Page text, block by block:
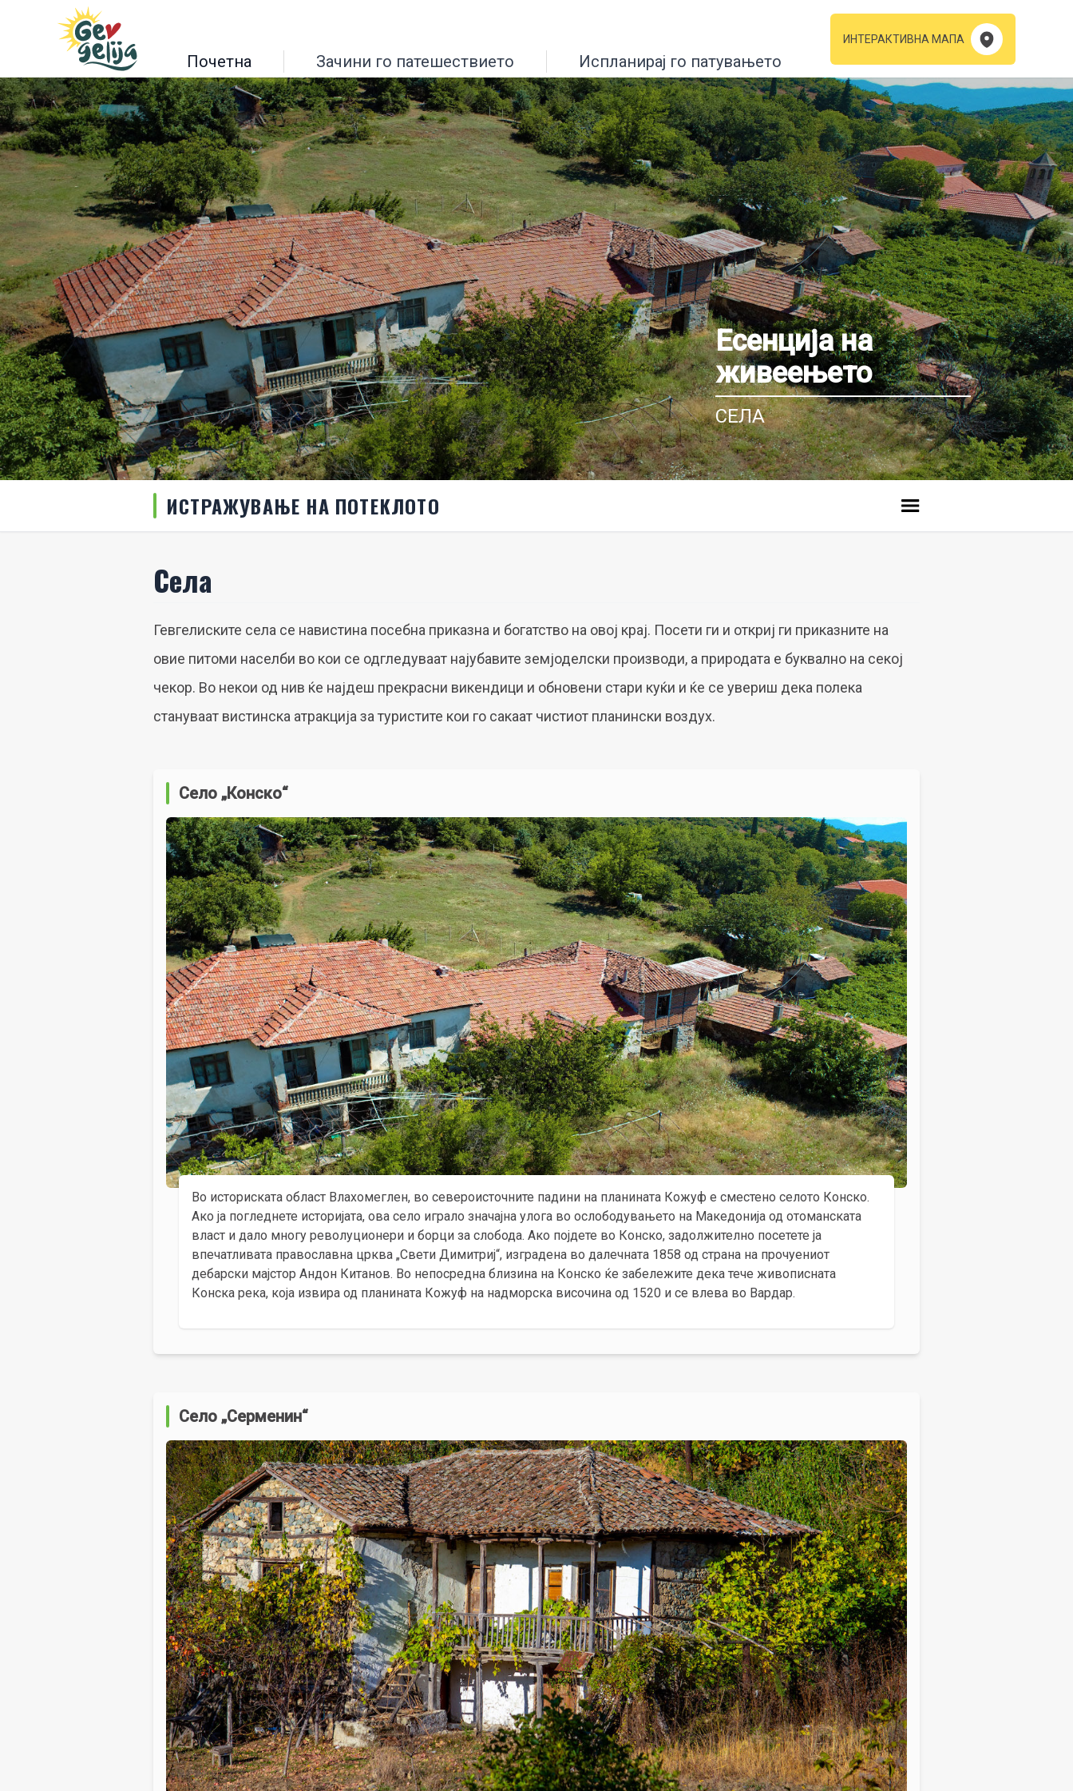
Почетна Зачини го патешествието Испланирај го патувањето
ИНТЕРАКТИВНА МАПА
Есенција на
живеењето
СЕЛА
ИСТРАЖУВАЊЕ НА ПОТЕКЛОТО
Села
Гевгелиските села се навистина посебна приказна и богатство на овој крај. Посети ги и откриј ги приказните на
овие питоми населби во кои се одгледуваат најубавите земјоделски производи, а природата е буквално на секој
чекор. Во некои од нив ќе најдеш прекрасни викендици и обновени стари куќи и ќе се увериш дека полека
стануваат вистинска атракција за туристите кои го сакаат чистиот планински воздух.
Село „Конско“
Во историската област Влахомеглен, во североисточните падини на планината Кожуф е сместено селото Конско.
Ако ја погледнете историјата, ова село играло значајна улога во ослободувањето на Македонија од отоманската
власт и дало многу револуционери и борци за слобода. Ако појдете во Конско, задолжително посетете ја
впечатливата православна црква „Свети Димитриј“, изградена во далечната 1858 од страна на прочуениот
дебарски мајстор Андон Китанов. Во непосредна близина на Конско ќе забележите дека тече живописната
Конска река, која извира од планината Кожуф на надморска височина од 1520 и се влева во Вардар.
Село „Серменин“